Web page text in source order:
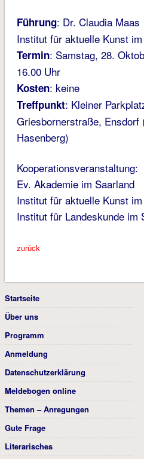
Führung: Dr. Claudia Maas
Institut für aktuelle Kunst
Termin: Samstag, 28.
16.00 Uhr
Kosten: keine
Treffpunkt: Kleiner
Griesbornerstraße, Ensdorf
Hasenberg)
Kooperationsveranstaltung:
Ev. Akademie im Saarland
Institut für aktuelle Kunst
Institut für Landeskunde im
zurück
Startseite
Über uns
Programm
Anmeldung
Datenschutzerklärung
Meldebogen online
Themen – Anregungen
Gute Frage
Literarisches